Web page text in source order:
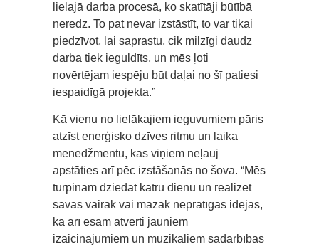
lielajā darba procesā, ko skatītāji būtībā
neredz. To pat nevar izstāstīt, to var tikai
piedzīvot, lai saprastu, cik milzīgi daudz
darba tiek ieguldīts, un mēs ļoti
novērtējam iespēju būt daļai no šī patiesi
iespaidīgā projekta.”
Kā vienu no lielākajiem ieguvumiem pāris
atzīst enerģisko dzīves ritmu un laika
menedžmentu, kas viņiem neļauj
apstāties arī pēc izstāšanās no šova. “Mēs
turpinām dziedāt katru dienu un realizēt
savas vairāk vai mazāk neprātīgās idejas,
kā arī esam atvērti jauniem
izaicinājumiem un muzikāliem sadarbības